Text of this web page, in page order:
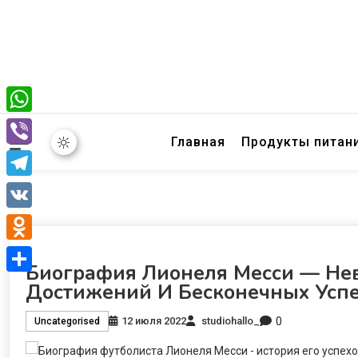
Главная Продукты
Биография Лионеля Месси —
Достижений И Бесконечных
Uncategorised 12 июля 2022 studiohallo_ 0
WhatsApp
Viber
Telegram
VK
Odnoklassniki
Отправить